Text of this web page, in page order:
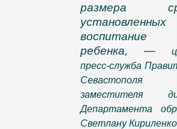
размера
воспитание
ребенка, —
пресс-служба
Севастополя
заместителя
Департамента
Светлану